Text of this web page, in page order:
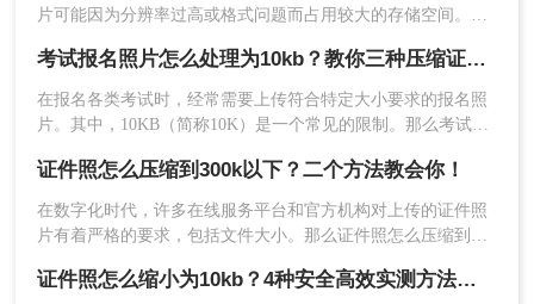
4、图片上传后点击开始转换。
片可能因为分辨率过高或格式问题而占用较大的存储空间。那
方法，帮助用户轻松优化照片文件。
考试报名照片怎么处理为10kb？教你三种压缩证件照的方法！
在报名各类考试时，经常需要上传符合特定大小要求的报名照
片。其中，10KB（简称10K）是一个常见的限制。那么考试报
轻松将照片处理至10KB左右。
证件照怎么压缩到300k以下？二个方法教会你！
在数字化时代，许多在线服务平台和官方机构对上传的证件照
片有着严格的要求，包括文件大小。那么证件照怎么压缩到
轻松实现目标。
证件照怎么缩小为10kb？4种安全高效实测方法（附清晰度保障指南）